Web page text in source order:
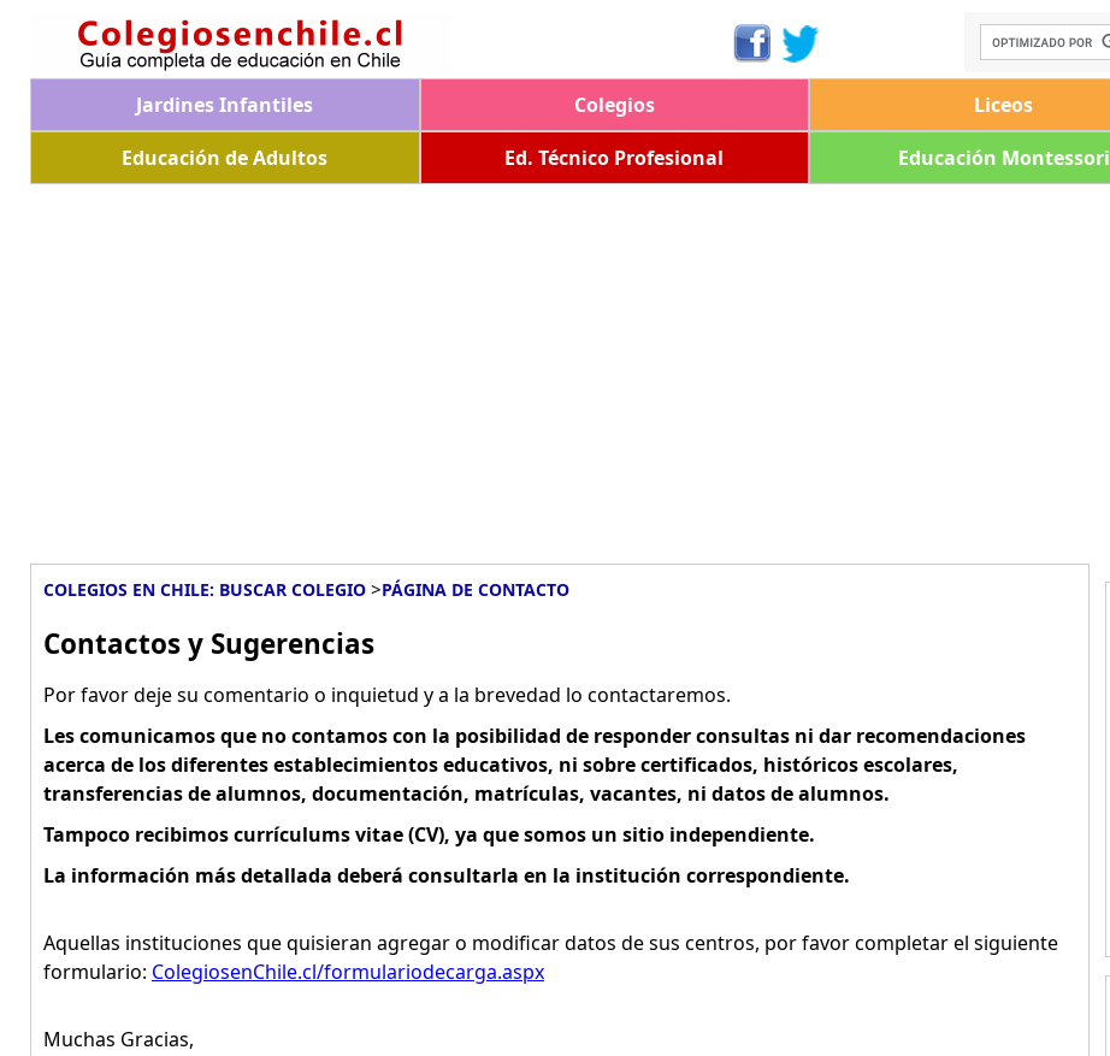
Jardines Infantiles Colegios Liceos
Educación de Adultos
Ed. Técnico Profesional Educación Montessori
COLEGIOS EN CHILE: BUSCAR COLEGIO >PÁGINA DE CONTACTO
Contactos y Sugerencias
Por favor deje su comentario o inquietud y a la brevedad lo contactaremos.
Les comunicamos que no contamos con la posibilidad de responder consultas ni dar recomendaciones
acerca de los diferentes establecimientos educativos, ni sobre certificados, históricos escolares,
transferencias de alumnos, documentación, matrículas, vacantes, ni datos de alumnos.
Tampoco recibimos currículums vitae (CV), ya que somos un sitio independiente.
La información más detallada deberá consultarla en la institución correspondiente.
Aquellas instituciones que quisieran agregar o modificar datos de sus centros, por favor completar el siguiente
formulario: ColegiosenChile.cl/formulariodecarga.aspx
Muchas Gracias,